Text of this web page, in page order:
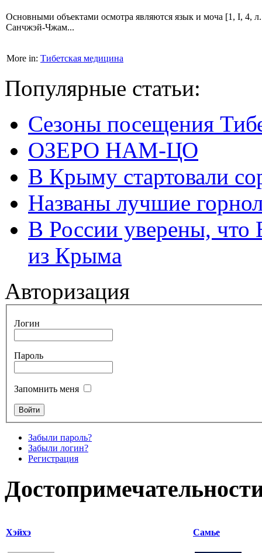
Основными объектами осмотра являются язык и моча [1, I, 4,
Санчжэй-Чжам...
More in: Тибетская медицина
Популярные статьи:
Сезоны посещения
ОЗЕРО НАМ-ЦО
В Крыму стартовали
Названы лучшие
В России уверены, что
из Крыма
Авторизация
Логин
Пароль
Запомнить меня
Забыли пароль?
Забыли логин?
Регистрация
Хэйхэ Самье